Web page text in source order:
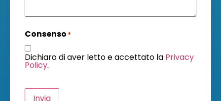
Consenso *
Dichiaro di aver letto e accettato la Privacy
Policy.
Invia